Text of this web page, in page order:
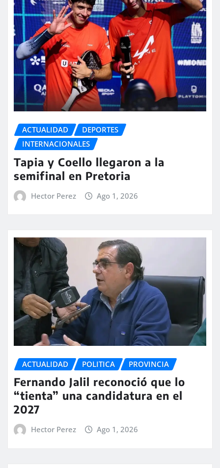
ACTUALIDAD
DEPORTES
INTERNACIONALES
Tapia y Coello llegaron a la
semifinal en Pretoria
Hector Perez Ago 1, 2026
ACTUALIDAD POLITICA PROVINCIA
Fernando Jalil reconoció que lo
“tienta” una candidatura en el
2027
Hector Perez Ago 1, 2026